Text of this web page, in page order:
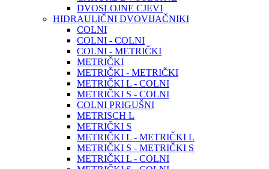
DVOSLOJNE CJEVI
HIDRAULIČNI DVOVIJAČNIKI
COLNI
COLNI - COLNI
COLNI - METRIČKI
METRIČKI
METRIČKI - METRIČKI
METRIČKI L - COLNI
METRIČKI S - COLNI
COLNI PRIGUŠNI
METRISCH L
METRIČKI S
METRIČKI L - METRIČKI L
METRIČKI S - METRIČKI S
METRIČKI L - COLNI